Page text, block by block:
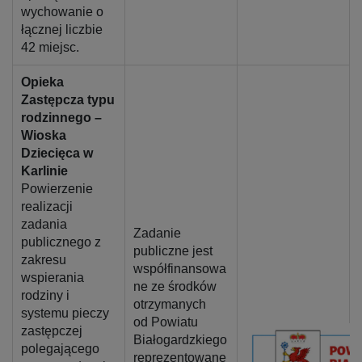
wychowanie o
łącznej liczbie
42 miejsc.
Opieka
Zastępcza typu
rodzinnego –
Wioska
Dziecięca w
Karlinie
Powierzenie
realizacji
zadania
publicznego z
zakresu
wspierania
rodziny i
systemu pieczy
zastępczej
polegającego
Zadanie
publiczne jest
współfinansowa
ne ze środków
otrzymanych
od Powiatu
Białogardzkiego
reprezentowane